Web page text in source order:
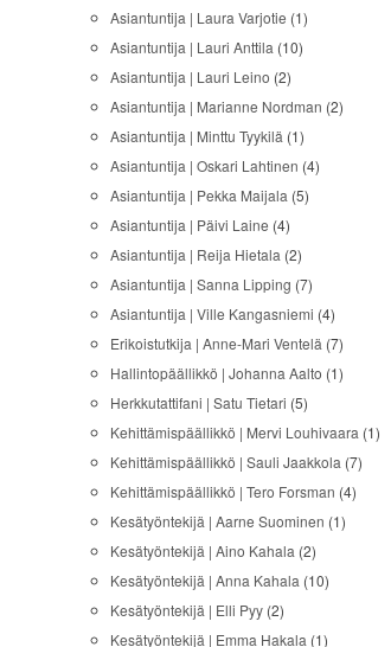
Asiantuntija | Laura Varjotie (1)
Asiantuntija | Lauri Anttila (10)
Asiantuntija | Lauri Leino (2)
Asiantuntija | Marianne Nordman (2)
Asiantuntija | Minttu Tyykilä (1)
Asiantuntija | Oskari Lahtinen (4)
Asiantuntija | Pekka Maijala (5)
Asiantuntija | Päivi Laine (4)
Asiantuntija | Reija Hietala (2)
Asiantuntija | Sanna Lipping (7)
Asiantuntija | Ville Kangasniemi (4)
Erikoistutkija | Anne-Mari Ventelä (7)
Hallintopäällikkö | Johanna Aalto (1)
Herkkutattifani | Satu Tietari (5)
Kehittämispäällikkö | Mervi Louhivaara (1)
Kehittämispäällikkö | Sauli Jaakkola (7)
Kehittämispäällikkö | Tero Forsman (4)
Kesätyöntekijä | Aarne Suominen (1)
Kesätyöntekijä | Aino Kahala (2)
Kesätyöntekijä | Anna Kahala (10)
Kesätyöntekijä | Elli Pyy (2)
Kesätyöntekijä | Emma Hakala (1)